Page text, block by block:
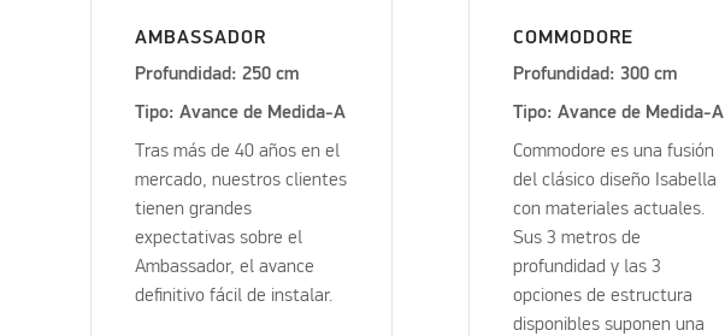
AMBASSADOR
Profundidad: 250 cm
Tipo: Avance de Medida-A
Tras más de 40 años en el
mercado, nuestros clientes
tienen grandes
expectativas sobre el
Ambassador, el avance
definitivo fácil de instalar.
COMMODORE
Profundidad: 300 cm
Tipo: Avance de Medida-A
Commodore es una fusión
del clásico diseño Isabella
con materiales actuales.
Sus 3 metros de
profundidad y las 3
opciones de estructura
disponibles suponen una